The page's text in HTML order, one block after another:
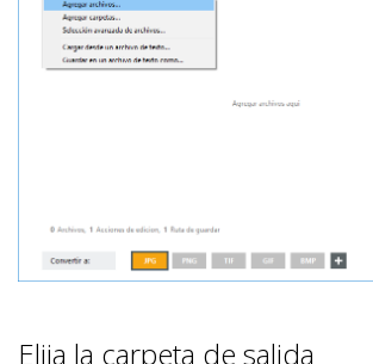
Elija la carpeta de salida